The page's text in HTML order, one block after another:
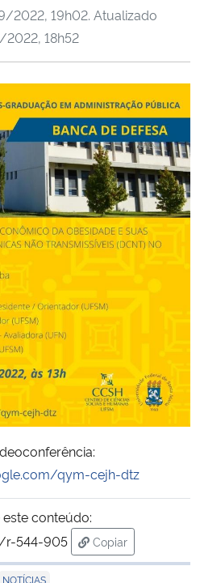
e Comunicações
Direitos Humanos
2022, 19h02. Atualizado
18h52
qym-cejh-dtz
conteúdo:
r-544-905
Copiar
para área de
NOTÍCIAS